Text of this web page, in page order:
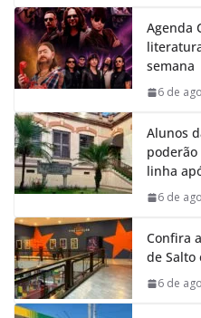
Agenda
semana
6 de
Alunos
linha
6 de
Confira
de Salto
6 de